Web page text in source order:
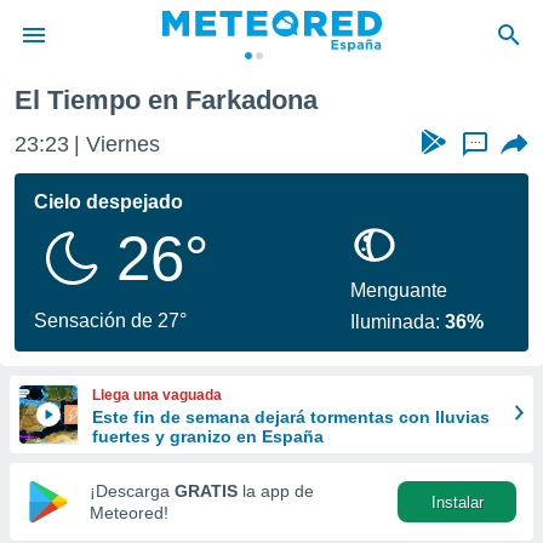
de
por
se
calidad.
a este
las
y
forma
digital
basada
El Tiempo en Farkadona
23:23 Viernes ...
Cielo despejado
26°
Sensación de 27°
Menguante
Iluminada:36%
Llega una vaguada
Este fin de semana dejará tormentas con lluvias
fuertes y granizo en España
¡Descarga GRATIS la app de
Meteored!
Instalar